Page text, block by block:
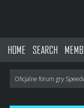
HOME SEARCH
Oficjalne forum gry